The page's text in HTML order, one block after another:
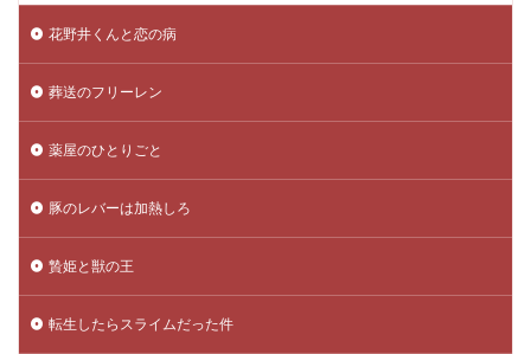
花野井くんと恋の病
葬送のフリーレン
薬屋のひとりごと
豚のレバーは加熱しろ
贄姫と獣の王
転生したらスライムだった件